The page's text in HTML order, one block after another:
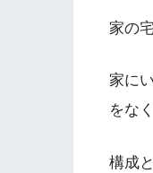
家の
家に
をな
構成